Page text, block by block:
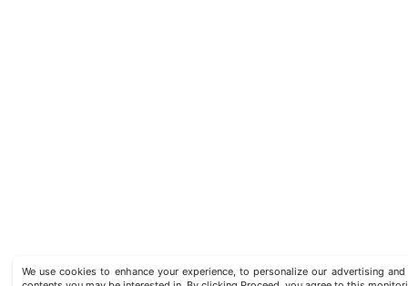
We use cookies to enhance your experience, to personalize our advertising